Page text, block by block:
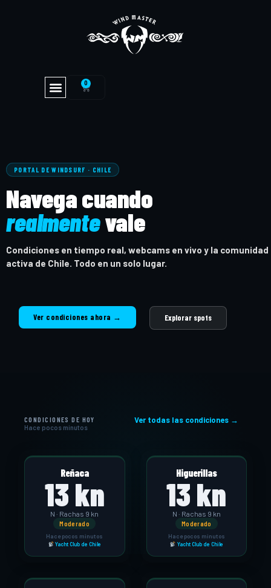
0
PORTAL DE WINDSURF · CHILE
Navega cuando
realmentevale
Condiciones en tiempo real, webcams en vivo y la
activa de Chile. Todo en un solo lugar.
Ver condiciones ahora → Explorar spots
CONDICIONES DE HOY
Hace pocos minutos
Ver todas las condiciones →
Reñaca
13 kn
N · Rachas 9 kn
Moderado
Hace pocos minutos
Yacht Club de Chile
Higuerillas
13 kn
N · Rachas 9 kn
Moderado
Hace pocos minutos
Yacht Club de Chile